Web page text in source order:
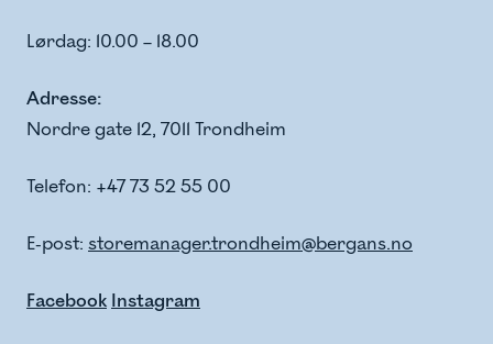
Lørdag: 10.00 – 18.00
Adresse:
Nordre gate 12, 7011 Trondheim
Telefon: +47 73 52 55 00
E-post: storemanager.trondheim@bergans.no
Facebook Instagram